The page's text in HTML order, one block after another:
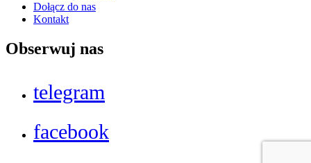
Dołącz do nas
Kontakt
Obserwuj nas
telegram
facebook